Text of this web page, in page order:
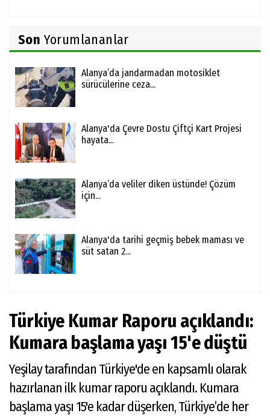
Son Yorumlananlar
Alanya’da jandarmadan motosiklet
sürücülerine ceza...
Alanya'da Çevre Dostu Çiftçi Kart Projesi
hayata...
Alanya’da veliler diken üstünde! Çözüm
için...
Alanya'da tarihi geçmiş bebek maması ve
süt satan 2...
Türkiye Kumar Raporu açıklandı:
Kumara başlama yaşı 15'e düştü
Yeşilay tarafından Türkiye'de en kapsamlı olarak
hazırlanan ilk kumar raporu açıklandı. Kumara
başlama yaşı 15'e kadar düşerken, Türkiye’de her